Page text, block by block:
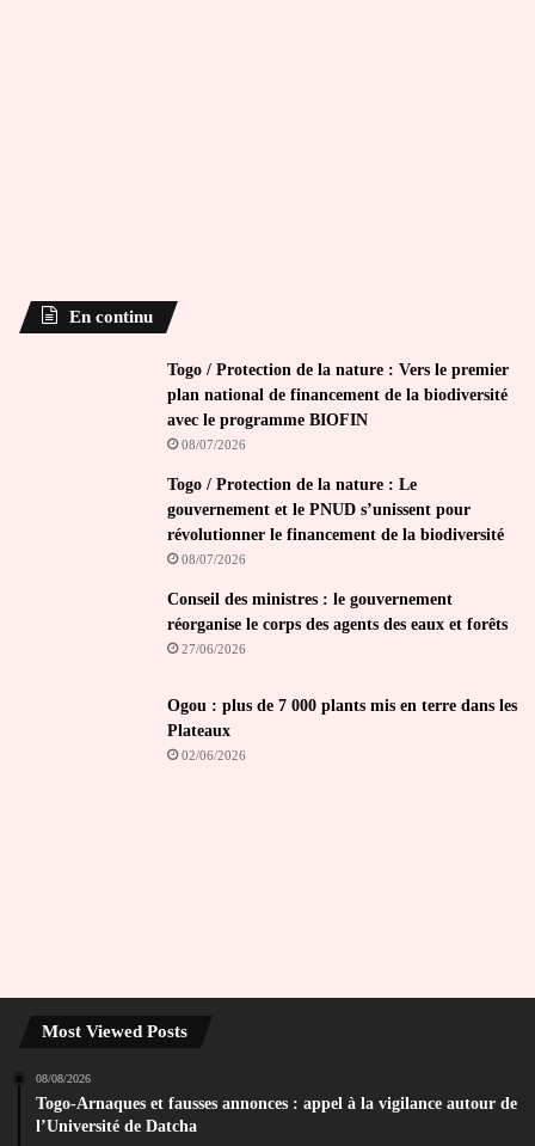
En continu
Togo / Protection de la nature : Vers le premier
plan national de financement de la biodiversité
avec le programme BIOFIN
08/07/2026
Togo / Protection de la nature : Le
gouvernement et le PNUD s’unissent pour
révolutionner le financement de la biodiversité
08/07/2026
Conseil des ministres : le gouvernement
réorganise le corps des agents des eaux et forêts
27/06/2026
Ogou : plus de 7 000 plants mis en terre dans les
Plateaux
02/06/2026
Most Viewed Posts
08/08/2026
Togo-Arnaques et fausses annonces : appel à la vigilance autour de
l’Université de Datcha